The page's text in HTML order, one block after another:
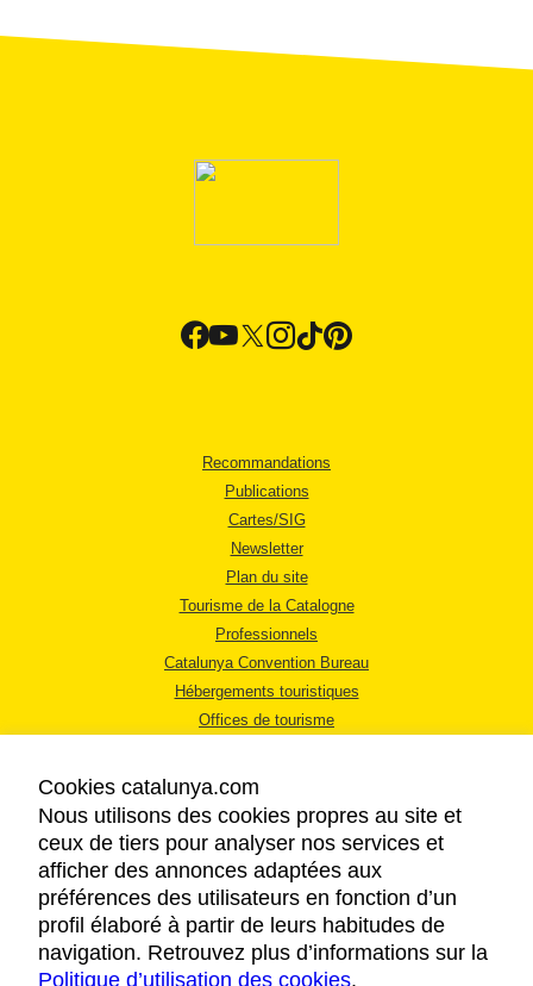
Recommandations
Publications
Cartes/SIG
Newsletter
Plan du site
Tourisme de la Catalogne
Professionnels
Catalunya Convention Bureau
Hébergements touristiques
Offices de tourisme
MENTIONS LÉGALES
RÈGLES DE CONFIDENTIALITÉ
COOKIES
ACCESSIBILITÉ
Cookies catalunya.com
Nous utilisons des cookies propres au site et
ceux de tiers pour analyser nos services et
afficher des annonces adaptées aux
préférences des utilisateurs en fonction d’un
profil élaboré à partir de leurs habitudes de
navigation. Retrouvez plus d’informations sur la
Politique d’utilisation des cookies.